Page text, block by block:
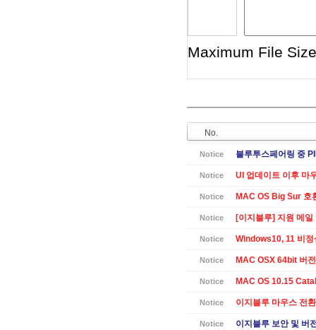
Maximum File
No.
Notice 블루투스페어링 중
Notice UI 업데이트 이후 마
Notice MAC OS Big Sur 호
Notice [이지블루] 지원 메일
Notice Windows10, 11 비정
Notice MAC OSX 64bit 버
Notice MAC OS 10.15
Notice 이지블루 마우스 전
Notice 이지블루 보안 및 버